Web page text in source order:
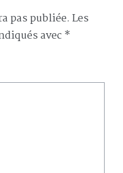
pas publiée. Les
avec*